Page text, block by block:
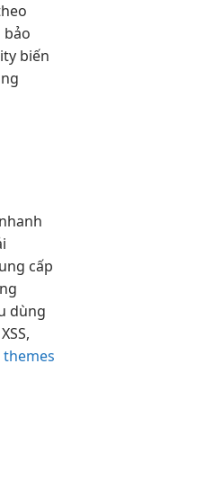
biến
cấp
dùng
themes